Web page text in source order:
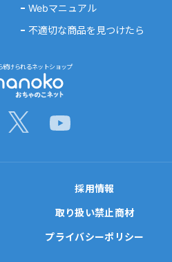
続けられるネットショップ
Webマニュアル
不適切な商品を見つけたら
採用情報
取り扱い禁止商材
プライバシーポリシー